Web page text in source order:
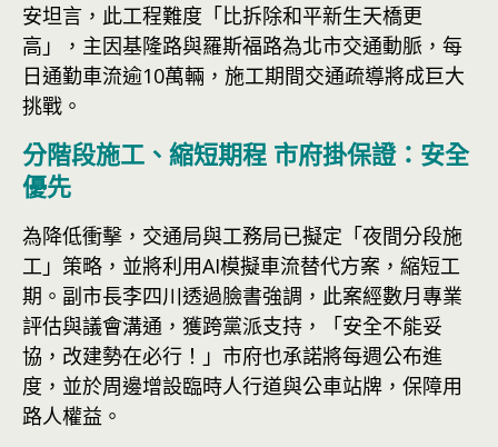
安坦言，此工程難度「比拆除和平新生天橋更
高」，主因基隆路與羅斯福路為北市交通動脈，每
日通勤車流逾10萬輛，施工期間交通疏導將成巨大
挑戰。
分階段施工、縮短期程 市府掛保證：安全
優先
為降低衝擊，交通局與工務局已擬定「夜間分段施
工」策略，並將利用AI模擬車流替代方案，縮短工
期。副市長李四川透過臉書強調，此案經數月專業
評估與議會溝通，獲跨黨派支持，「安全不能妥
協，改建勢在必行！」市府也承諾將每週公布進
度，並於周邊增設臨時人行道與公車站牌，保障用
路人權益。